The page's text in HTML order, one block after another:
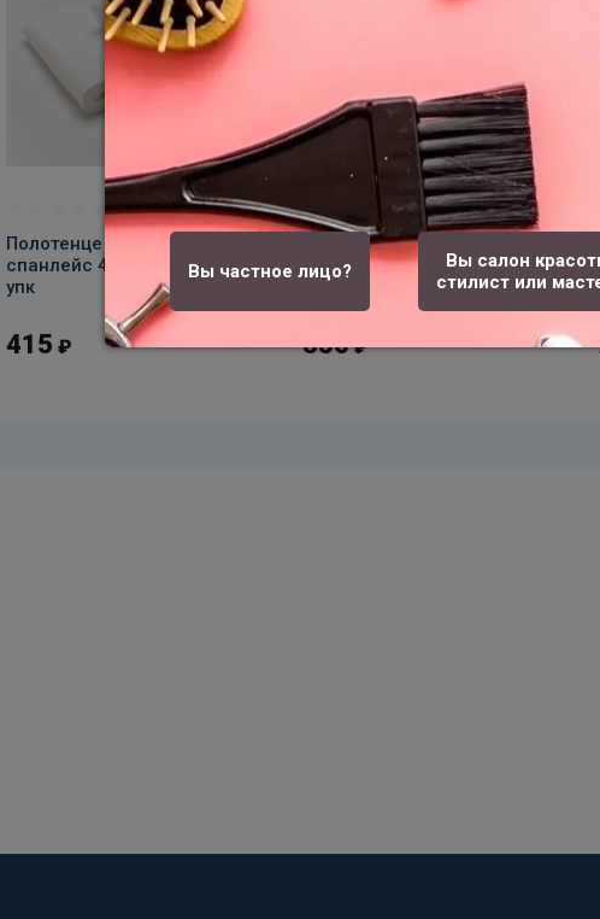
0
Полотенце стандарт
спанлейс 45х90 см 50 шт/
упк
415 ₽
0
Полотенце стандарт
спанлейс 45х90 см 100 шт/
упк
830 ₽
В корзину
Вы частное лицо?
Вы салон
стилист или